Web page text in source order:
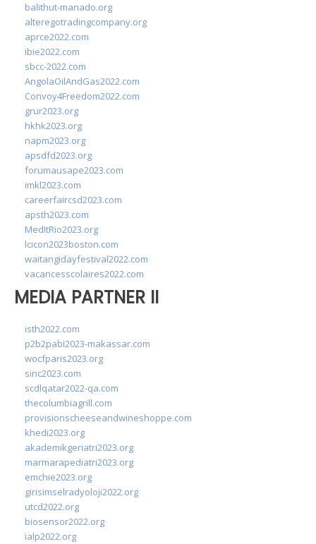
balithut-manado.org
alteregotradingcompany.org
aprce2022.com
ibie2022.com
sbcc-2022.com
AngolaOilAndGas2022.com
Convoy4Freedom2022.com
grur2023.org
hkhk2023.org
napm2023.org
apsdfd2023.org
forumausape2023.com
imkl2023.com
careerfaircsd2023.com
apsth2023.com
MedItRio2023.org
lcicon2023boston.com
waitangidayfestival2022.com
vacancesscolaires2022.com
MEDIA PARTNER II
isth2022.com
p2b2pabi2023-makassar.com
wocfparis2023.org
sinc2023.com
scdlqatar2022-qa.com
thecolumbiagrill.com
provisionscheeseandwineshoppe.com
khedi2023.org
akademikgeriatri2023.org
marmarapediatri2023.org
emchie2023.org
girisimselradyoloji2022.org
utcd2022.org
biosensor2022.org
ialp2022.org